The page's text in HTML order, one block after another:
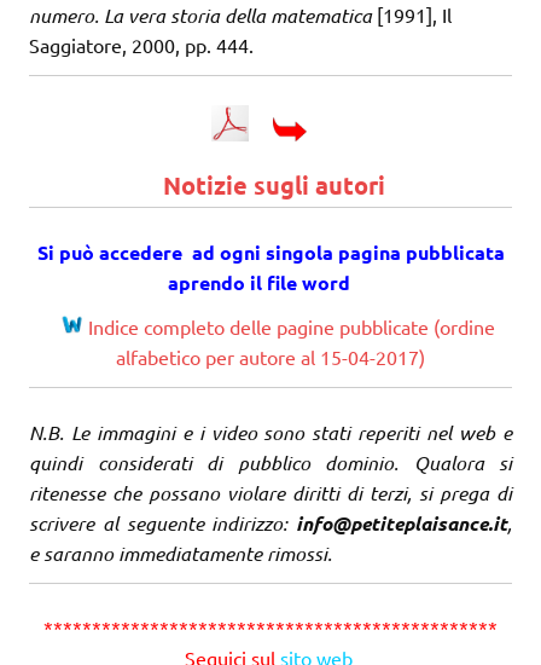
numero. La vera storia della matematica[1991], Il
Saggiatore, 2000, pp. 444.
Notizie sugli autori
Si può accedere ad ogni singola pagina pubblicata
aprendo il file word
Indice completo delle pagine pubblicate (ordine
alfabetico per autore al 15-04-2017)
N.B. Le immagini e i video sono stati reperiti nel web e
quindi considerati di pubblico dominio. Qualora si
ritenesse che possano violare diritti di terzi, si prega di
scrivere al seguente indirizzo: info@petiteplaisance.it,
e saranno immediatamente rimossi.
***********************************************
Seguici sul sito web